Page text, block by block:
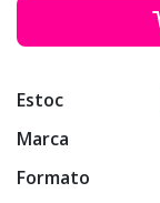
Estoc
Marca
Formato